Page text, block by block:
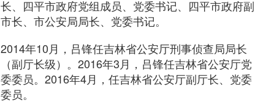
长、四平市政府党组成员、党委书记、四平市政府副
市长、市公安局局长、党委书记。
2014年10月，吕锋任吉林省公安厅刑事侦查局局长
（副厅长级）。2016年3月，吕锋任吉林省公安厅党
委委员。2016年4月，任吉林省公安厅副厅长、党委
委员。